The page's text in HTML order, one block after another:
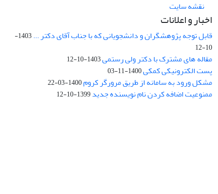
نقشه سایت
اخبار و اعلانات
قابل توجه پژوهشگران و دانشجویانی که با جناب آقای دکتر ...
1403-
10-12
مقاله های مشترک با دکتر ولی رستمی1403-10-12
پست الکترونیکی کمکی1400-11-03
مشکل ورود به سامانه از طریق مرورگر کروم1400-03-22
ممنوعیت اضافه کردن نام نویسنده جدید1399-10-12